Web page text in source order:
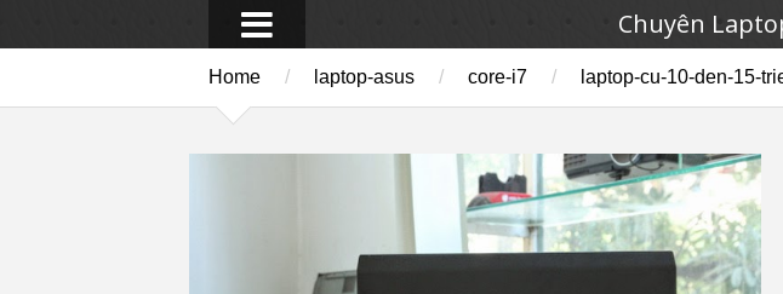
Chuyên
Home / laptop-asus / core-i7 / laptop-cu-10-den-15-